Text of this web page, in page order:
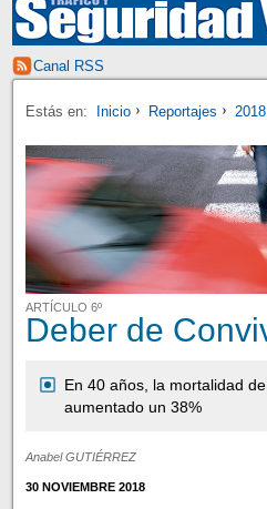
Canal RSS
Estás en: Inicio Reportajes 2018
ARTÍCULO 6º
Deber de
En 40 años, la mortalidad
aumentado un 38%
Anabel GUTIÉRREZ
30 NOVIEMBRE 2018